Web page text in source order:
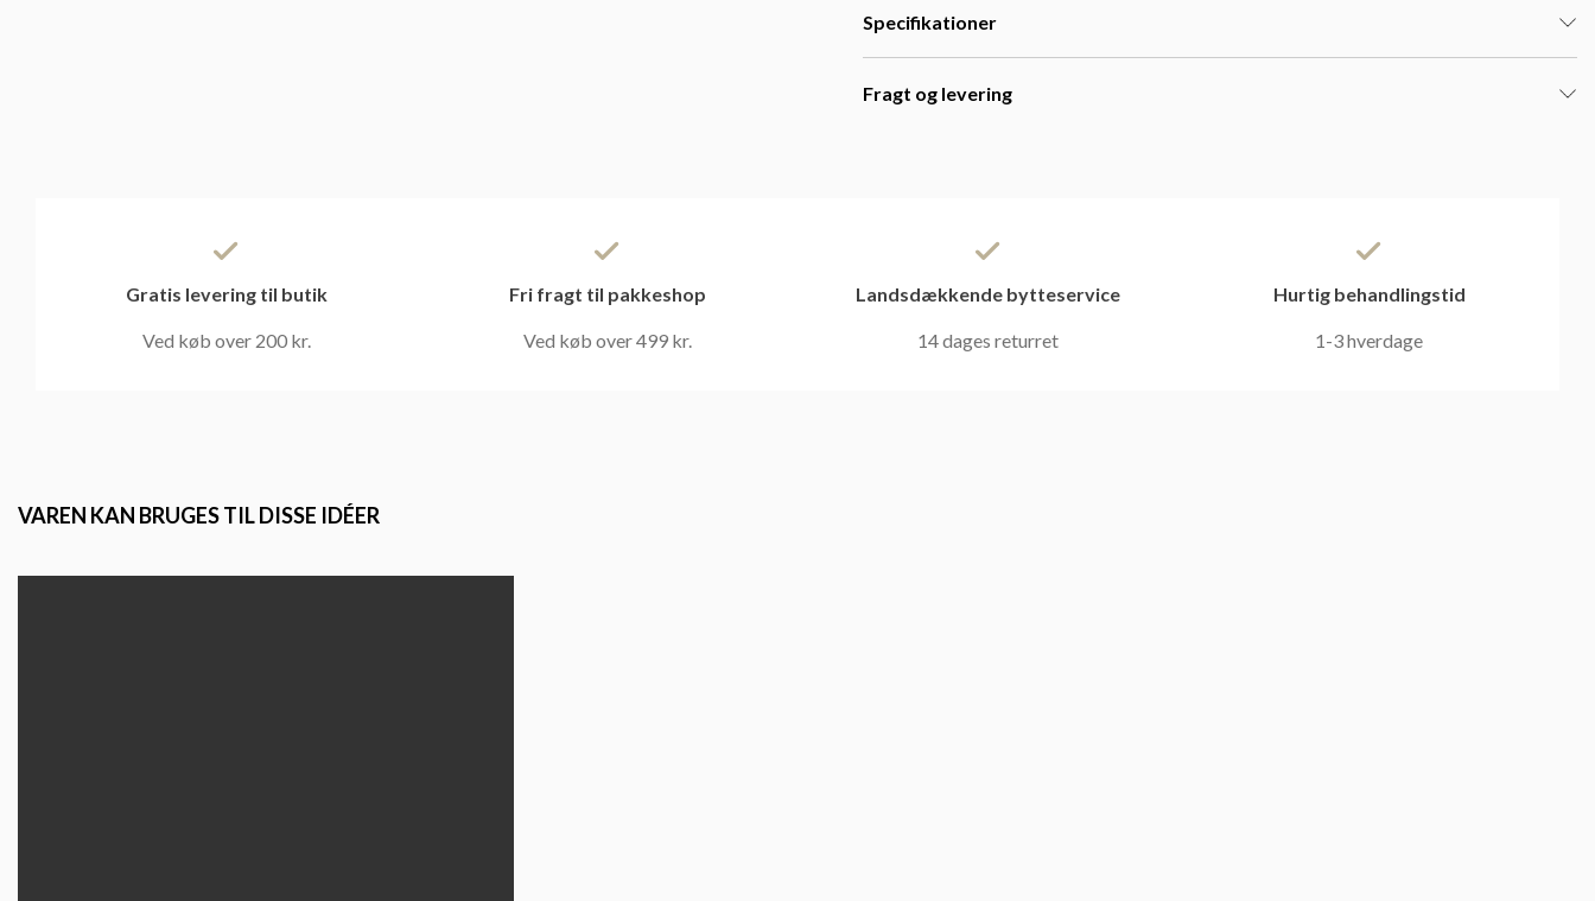
Specifikationer
Fragt og levering
Gratis levering til butik
Ved køb over 200 kr.
Fri fragt til pakkeshop
Ved køb over 499 kr.
Landsdækkende bytteservice
14 dages returret
Hurtig behandlingstid
1-3 hverdage
VAREN KAN BRUGES TIL DISSE IDÉER